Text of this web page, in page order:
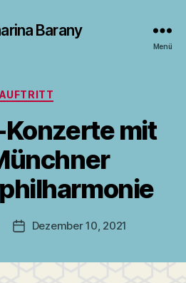
Barany
Menü
Kategorien
AUFTRITT
mit
Veröffentlichungsdatum
Dezember 10, 2021